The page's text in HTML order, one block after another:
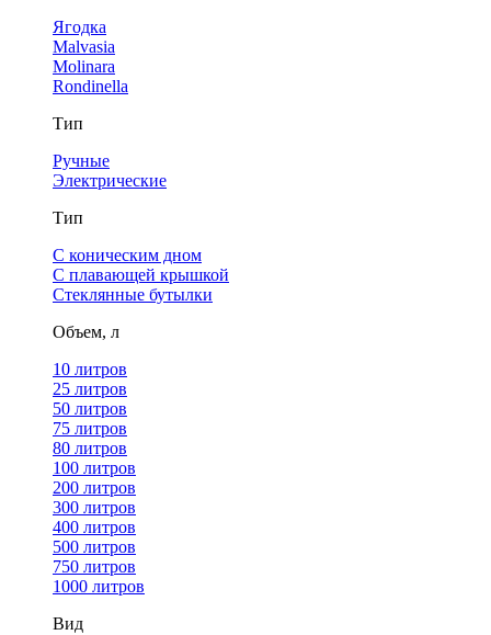
Ягодка
Malvasia
Molinara
Rondinella
Тип
Ручные
Электрические
Тип
С коническим дном
С плавающей крышкой
Стеклянные бутылки
Объем, л
10 литров
25 литров
50 литров
75 литров
80 литров
100 литров
200 литров
300 литров
400 литров
500 литров
750 литров
1000 литров
Вид